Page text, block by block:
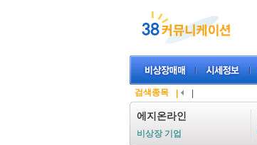
검색종목
에지온라인
비상장 기업